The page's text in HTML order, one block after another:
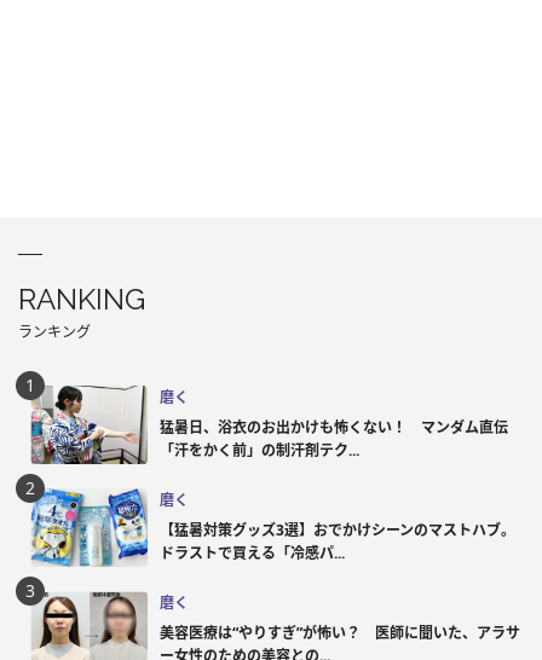
RANKING
ランキング
磨く
猛暑日、浴衣のお出かけも怖くない！ マンダム直伝
「汗をかく前」の制汗剤テク...
磨く
【猛暑対策グッズ3選】おでかけシーンのマストハブ。
ドラストで買える「冷感パ...
磨く
美容医療は“やりすぎ”が怖い？ 医師に聞いた、アラサ
ー女性のための美容との...